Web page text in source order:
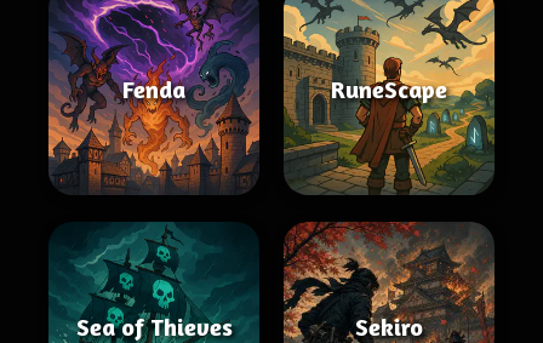
Fenda RuneScape
Sea of Thieves Sekiro